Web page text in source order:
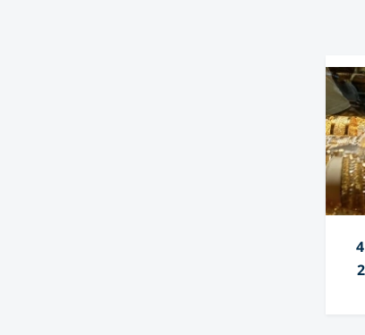
أسعار الذهب اليوم في مصر الثلاثاء 4